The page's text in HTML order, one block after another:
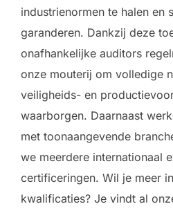
industrienormen te halen en
garanderen. Dankzij deze
onafhankelijke auditors
onze mouterij om volledige
veiligheids- en
waarborgen. Daarnaast
met toonaangevende
we meerdere internationaal
certificeringen. Wil je meer
kwalificaties? Je vindt al